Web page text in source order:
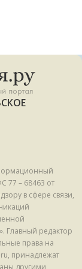
77 – 68463 от
в сфере связи,
Главный редактор
права на
принадлежат
другими